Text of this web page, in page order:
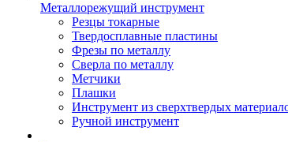
Металлорежущий инструмент
Резцы токарные
Твердосплавные пластины
Фрезы по металлу
Сверла по металлу
Метчики
Плашки
Инструмент из сверхтвердых
Ручной инструмент